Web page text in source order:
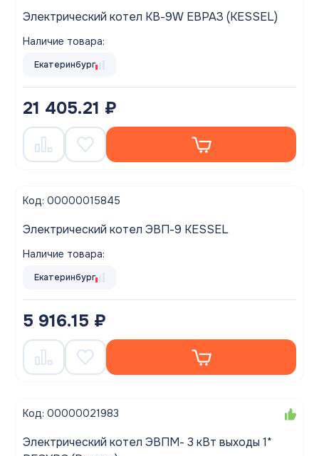
Электрический котел КВ-9W ЕВРАЗ (KESSEL)
Наличие товара:
Екатеринбург
21 405.21 ₽
Код: 00000015845
Электрический котел ЭВП-9 KESSEL
Наличие товара:
Екатеринбург
5 916.15 ₽
Код: 00000021983
Электрический котел ЭВПМ- 3 кВт выходы 1*